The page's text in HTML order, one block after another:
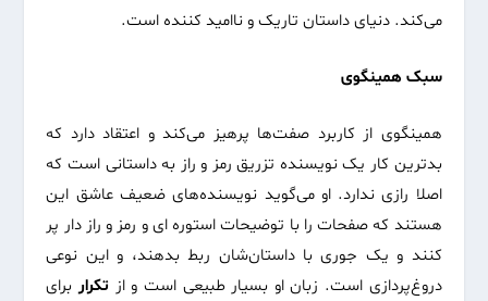
می‌کند. دنیای داستان تاریک و ناامید کننده است.
سبک همینگوی
همینگوی از کاربرد صفت‌ها پرهیز می‌کند و اعتقاد دارد که
بدترین کار یک نویسنده تزریق رمز و راز به داستانی است که
اصلا رازی ندارد. او می‌گوید نویسنده‌های ضعیف عاشق این
هستند که صفحات را با توضیحات استوره ای و رمز و راز دار پر
کنند و یک جوری با داستان‌شان ربط بدهند، و این نوعی
دروغ‌پردازی است. زبان او بسیار طبیعی است و از تکرار برای